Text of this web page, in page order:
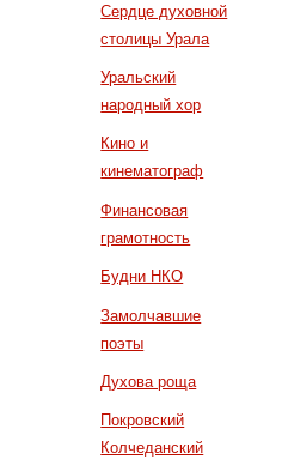
Сердце духовной
столицы Урала
Уральский
народный хор
Кино и
кинематограф
Финансовая
грамотность
Будни НКО
Замолчавшие
поэты
Духова роща
Покровский
Колчеданский